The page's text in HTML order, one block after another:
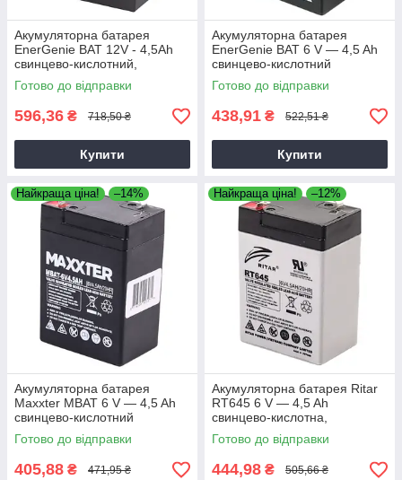
Акумуляторна батарея
EnerGenie BAT 12V - 4,5Ah
свинцево-кислотний,
акумулятор для електроніки
Готово до відправки
596,36 ₴ 718,50 ₴
Купити
Акумуляторна батарея
EnerGenie BAT 6 V — 4,5 Ah
свинцево-кислотний
Готово до відправки
438,91 ₴ 522,51 ₴
Купити
Найкраща ціна! –14%
Акумуляторна батарея
Maxxter MBAT 6 V — 4,5 Ah
свинцево-кислотний
(70х47х100)
Готово до відправки
405,88 ₴ 471,95 ₴
Найкраща ціна! –12%
Акумуляторна батарея Ritar
RT645 6 V — 4,5 Ah
свинцево-кислотна,
Свинцево-кислотний
акумулятор
Готово до відправки
444,98 ₴ 505,66 ₴